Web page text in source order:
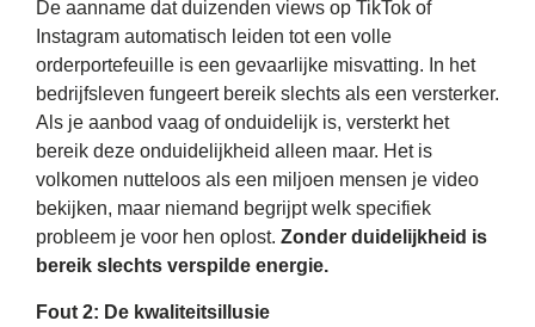
De aanname dat duizenden views op TikTok of
Instagram automatisch leiden tot een volle
orderportefeuille is een gevaarlijke misvatting. In het
bedrijfsleven fungeert bereik slechts als een versterker.
Als je aanbod vaag of onduidelijk is, versterkt het
bereik deze onduidelijkheid alleen maar. Het is
volkomen nutteloos als een miljoen mensen je video
bekijken, maar niemand begrijpt welk specifiek
probleem je voor hen oplost. Zonder duidelijkheid is
bereik slechts verspilde energie.
Fout 2: De kwaliteitsillusie